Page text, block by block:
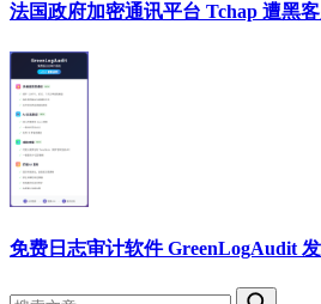
法国政府加密通讯平台 Tchap 遭黑
免费日志审计软件 GreenLogAudit